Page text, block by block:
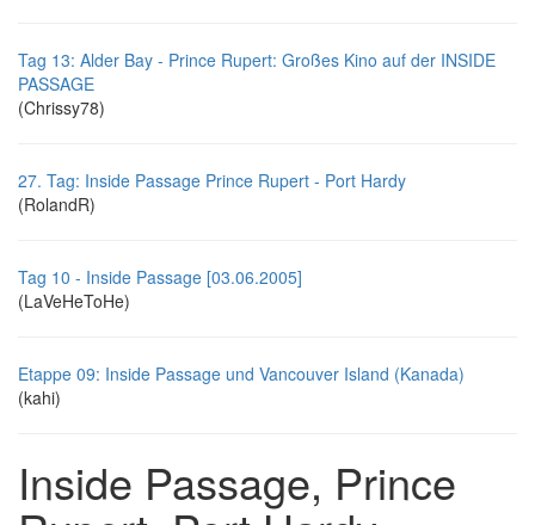
Tag 13: Alder Bay - Prince Rupert: Großes Kino auf der INSIDE
PASSAGE
(Chrissy78)
27. Tag: Inside Passage Prince Rupert - Port Hardy
(RolandR)
Tag 10 - Inside Passage [03.06.2005]
(LaVeHeToHe)
Etappe 09: Inside Passage und Vancouver Island (Kanada)
(kahi)
Inside Passage, Prince